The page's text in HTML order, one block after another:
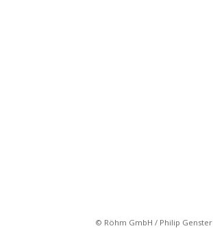
© Röhm GmbH / Philip Genster